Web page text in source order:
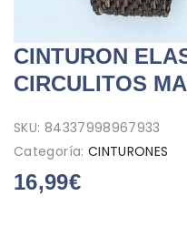
CINTURON
CIRCULITOS
SKU: 84337998967933
Categoría: CINTURONES
16,99€